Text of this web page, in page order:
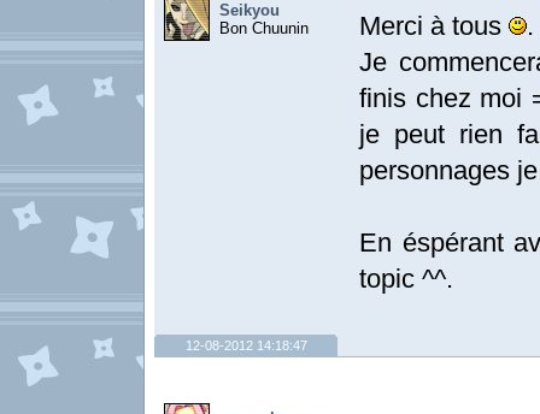
Seikyou
Bon Chuunin
Merci à tous
.
Je
finis chez moi
je peut rien
personnages
En éspérant
topic ^^.
12-08-2012 14:18:47